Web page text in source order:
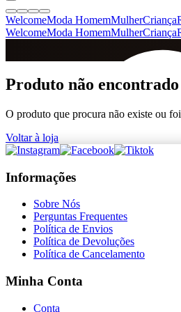
WelcomeModa HomemMulherCriança
WelcomeModa HomemMulherCriança
+de 36.000 reviews
Produto não encontrado
O produto que procura não existe ou
Voltar à loja
Informações
Sobre Nós
Perguntas Frequentes
Política de Envios
Política de Devoluções
Política de Cancelamento
Minha Conta
Conta